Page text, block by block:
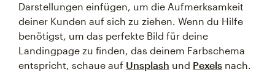
Darstellungen einfügen, um die Aufmerksamkeit
deiner Kunden auf sich zu ziehen. Wenn du Hilfe
benötigst, um das perfekte Bild für deine
Landingpage zu finden, das deinem Farbschema
entspricht, schaue auf Unsplash und Pexels nach.